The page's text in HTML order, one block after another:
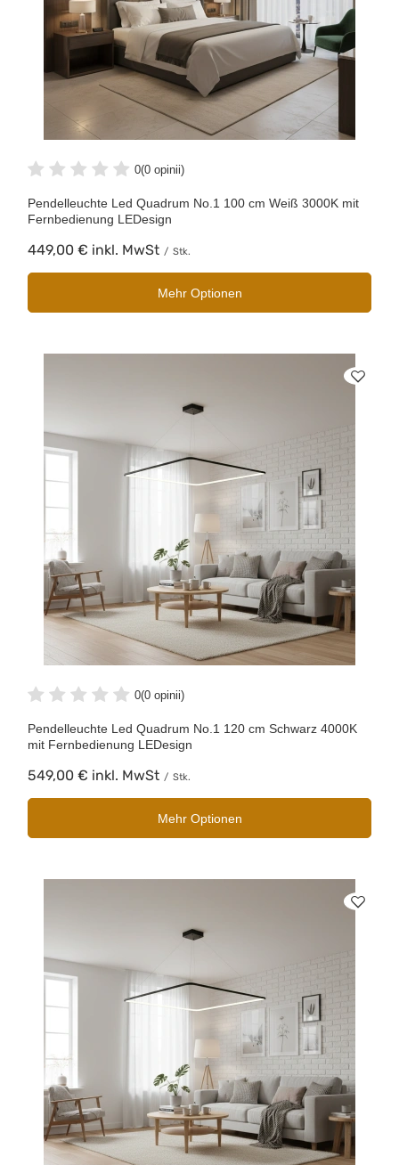
0(0 opinii)
Pendelleuchte Led Quadrum No.1 100 cm Weiß 3000K mit
Fernbedienung LEDesign
449,00 € inkl. MwSt / Stk.
Mehr Optionen
0(0 opinii)
Pendelleuchte Led Quadrum No.1 120 cm Schwarz 4000K
mit Fernbedienung LEDesign
549,00 € inkl. MwSt / Stk.
Mehr Optionen